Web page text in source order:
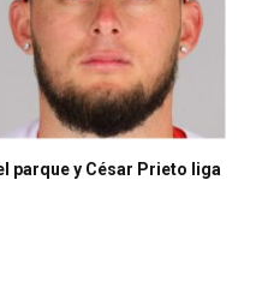
parque y César Prieto liga